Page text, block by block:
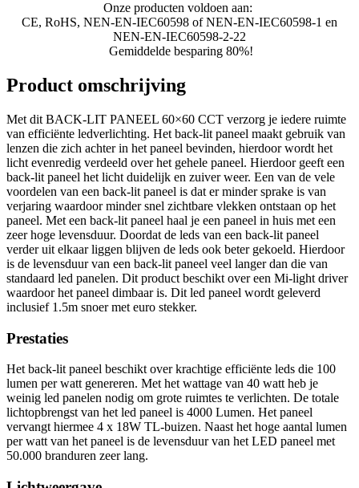
Onze producten voldoen aan:
CE, RoHS, NEN-EN-IEC60598 of NEN-EN-IEC60598-1 en
NEN-EN-IEC60598-2-22
Gemiddelde besparing 80%!
Product omschrijving
Met dit BACK-LIT PANEEL 60×60 CCT verzorg je iedere ruimte
van efficiënte ledverlichting. Het back-lit paneel maakt gebruik van
lenzen die zich achter in het paneel bevinden, hierdoor wordt het
licht evenredig verdeeld over het gehele paneel. Hierdoor geeft een
back-lit paneel het licht duidelijk en zuiver weer. Een van de vele
voordelen van een back-lit paneel is dat er minder sprake is van
verjaring waardoor minder snel zichtbare vlekken ontstaan op het
paneel. Met een back-lit paneel haal je een paneel in huis met een
zeer hoge levensduur. Doordat de leds van een back-lit paneel
verder uit elkaar liggen blijven de leds ook beter gekoeld. Hierdoor
is de levensduur van een back-lit paneel veel langer dan die van
standaard led panelen. Dit product beschikt over een Mi-light driver
waardoor het paneel dimbaar is. Dit led paneel wordt geleverd
inclusief 1.5m snoer met euro stekker.
Prestaties
Het back-lit paneel beschikt over krachtige efficiënte leds die 100
lumen per watt genereren. Met het wattage van 40 watt heb je
weinig led panelen nodig om grote ruimtes te verlichten. De totale
lichtopbrengst van het led paneel is 4000 Lumen. Het paneel
vervangt hiermee 4 x 18W TL-buizen. Naast het hoge aantal lumen
per watt van het paneel is de levensduur van het LED paneel met
50.000 branduren zeer lang.